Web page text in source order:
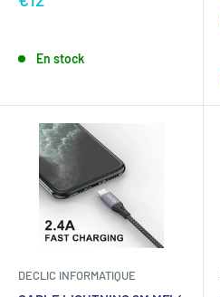
En stock
DECLIC INFORMATIQUE